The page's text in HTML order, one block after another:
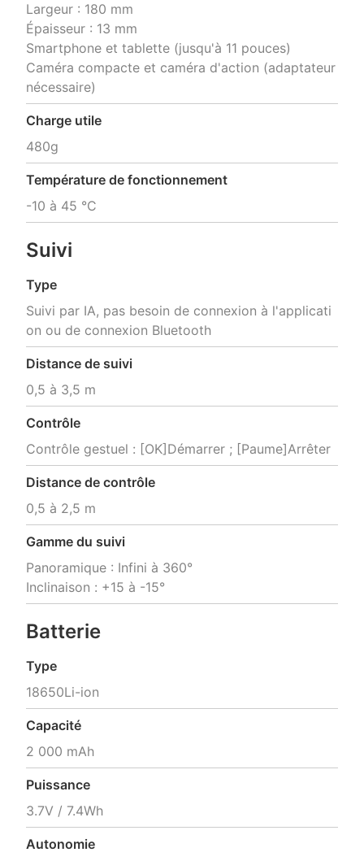
Largeur : 180 mm
Épaisseur : 13 mm
Smartphone et tablette (jusqu'à 11 pouces)
Caméra compacte et caméra d'action (adaptateur
nécessaire)
Charge utile
480g
Température de fonctionnement
-10 à 45 °C
Suivi
Type
Suivi par IA, pas besoin de connexion à l'applicati
on ou de connexion Bluetooth
Distance de suivi
0,5 à 3,5 m
Contrôle
Contrôle gestuel : [OK]Démarrer ; [Paume]Arrêter
Distance de contrôle
0,5 à 2,5 m
Gamme du suivi
Panoramique : Infini à 360°
Inclinaison : +15 à -15°
Batterie
Type
18650Li-ion
Capacité
2 000 mAh
Puissance
3.7V / 7.4Wh
Autonomie